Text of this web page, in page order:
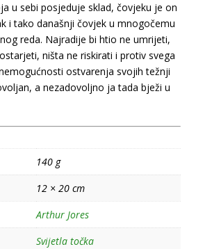
u sebi posjeduje sklad, čovjeku je on
i tako današnji čovjek u mnogočemu
reda. Najradije bi htio ne umrijeti,
ništa ne riskirati i protiv svega
ostvarenja svojih težnji
a nezadovoljno ja tada bježi u
140 g
12 × 20 cm
Arthur Jores
Svijetla točka